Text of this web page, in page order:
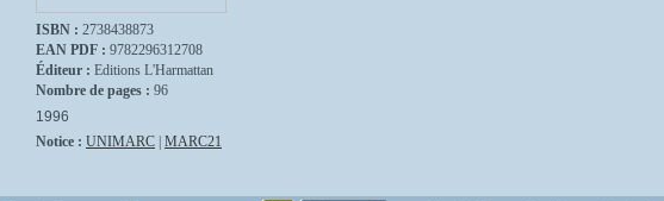
ISBN : 2738438873
EAN PDF : 9782296312708
Éditeur : Editions L'Harmattan
Nombre de pages : 96
1996
Notice : UNIMARC MARC21